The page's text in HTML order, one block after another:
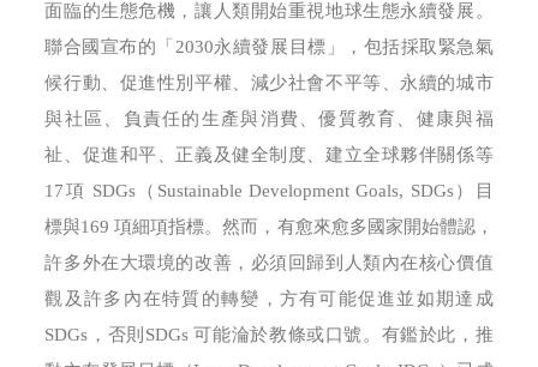
面臨的生態危機，讓人類開始重視地球生態永續發展。
聯合國宣布的「2030永續發展目標」，包括採取緊急氣
候行動、促進性別平權、減少社會不平等、永續的城市
與社區、負責任的生產與消費、優質教育、健康與福
祉、促進和平、正義及健全制度、建立全球夥伴關係等
17項 SDGs（Sustainable Development Goals, SDGs）目
標與169 項細項指標。然而，有愈來愈多國家開始體認，
許多外在大環境的改善，必須回歸到人類內在核心價值
觀及許多內在特質的轉變，方有可能促進並如期達成
SDGs，否則SDGs 可能淪於教條或口號。有鑑於此，推